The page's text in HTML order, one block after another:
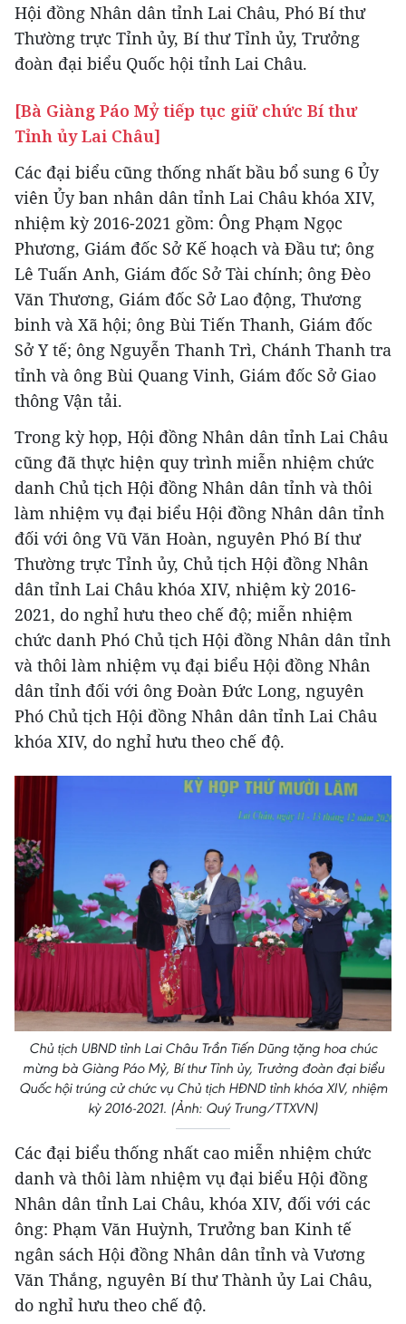
Hội đồng Nhân dân tỉnh Lai Châu, Phó Bí thư
Thường trực Tỉnh ủy, Bí thư Tỉnh ủy, Trưởng
đoàn đại biểu Quốc hội tỉnh Lai Châu.
[Bà Giàng Páo Mỷ tiếp tục giữ chức Bí thư
Tỉnh ủy Lai Châu]
Các đại biểu cũng thống nhất bầu bổ sung 6 Ủy
viên Ủy ban nhân dân tỉnh Lai Châu khóa XIV,
nhiệm kỳ 2016-2021 gồm: Ông Phạm Ngọc
Phương, Giám đốc Sở Kế hoạch và Đầu tư; ông
Lê Tuấn Anh, Giám đốc Sở Tài chính; ông Đèo
Văn Thương, Giám đốc Sở Lao động, Thương
binh và Xã hội; ông Bùi Tiến Thanh, Giám đốc
Sở Y tế; ông Nguyễn Thanh Trì, Chánh Thanh tra
tỉnh và ông Bùi Quang Vinh, Giám đốc Sở Giao
thông Vận tải.
Trong kỳ họp, Hội đồng Nhân dân tỉnh Lai Châu
cũng đã thực hiện quy trình miễn nhiệm chức
danh Chủ tịch Hội đồng Nhân dân tỉnh và thôi
làm nhiệm vụ đại biểu Hội đồng Nhân dân tỉnh
đối với ông Vũ Văn Hoàn, nguyên Phó Bí thư
Thường trực Tỉnh ủy, Chủ tịch Hội đồng Nhân
dân tỉnh Lai Châu khóa XIV, nhiệm kỳ 2016-
2021, do nghỉ hưu theo chế độ; miễn nhiệm
chức danh Phó Chủ tịch Hội đồng Nhân dân tỉnh
và thôi làm nhiệm vụ đại biểu Hội đồng Nhân
dân tỉnh đối với ông Đoàn Đức Long, nguyên
Phó Chủ tịch Hội đồng Nhân dân tỉnh Lai Châu
khóa XIV, do nghỉ hưu theo chế độ.
Chủ tịch UBND tỉnh Lai Châu Trần Tiến Dũng tặng hoa chúc
mừng bà Giàng Páo Mỷ, Bí thư Tỉnh ủy, Trưởng đoàn đại biểu
Quốc hội trúng cử chức vụ Chủ tịch HĐND tỉnh khóa XIV, nhiệm
kỳ 2016-2021. (Ảnh: Quý Trung/TTXVN)
Các đại biểu thống nhất cao miễn nhiệm chức
danh và thôi làm nhiệm vụ đại biểu Hội đồng
Nhân dân tỉnh Lai Châu, khóa XIV, đối với các
ông: Phạm Văn Huỳnh, Trưởng ban Kinh tế
ngân sách Hội đồng Nhân dân tỉnh và Vương
Văn Thắng, nguyên Bí thư Thành ủy Lai Châu,
do nghỉ hưu theo chế độ.